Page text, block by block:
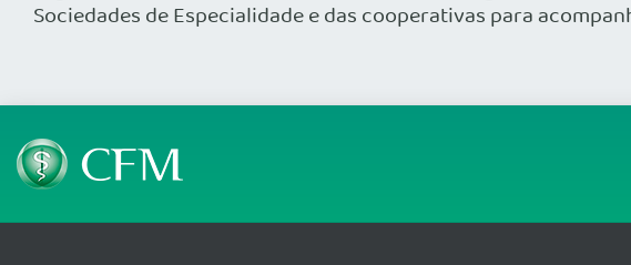
Sociedades de Especialidade e das cooperativas para